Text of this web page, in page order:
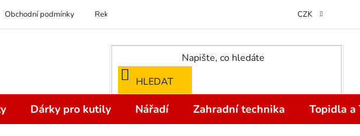
Obchodní podmínky Reklamace Odstoupení od
CZK
HLEDAT
Dárky pro kutily Nářadí Zahradní technika Topidla a